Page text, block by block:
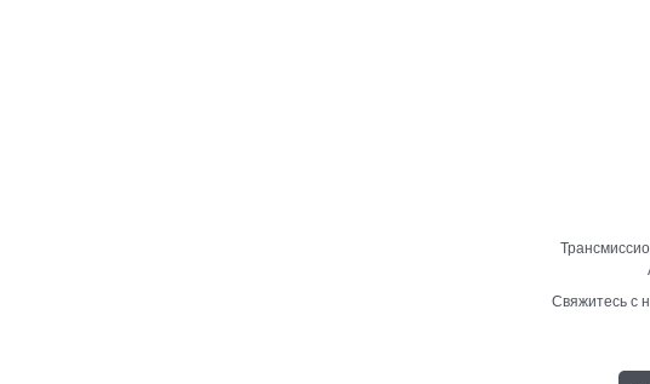
Свяжитесь с